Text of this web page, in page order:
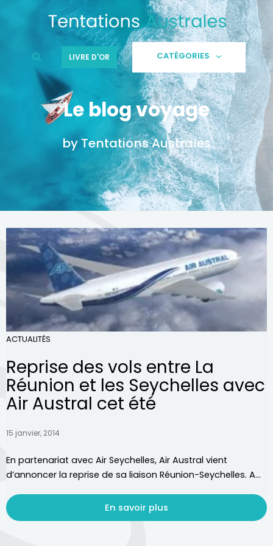
LIVRE D'OR CATÉGORIES
Le blog voyage
by Tentations Australes
ACTUALITÉS
Reprise des vols entre La
Réunion et les Seychelles avec
Air Austral cet été
15 janvier, 2014
En partenariat avec Air Seychelles, Air Austral vient
d’annoncer la reprise de sa liaison Réunion-Seychelles. A...
En savoir plus